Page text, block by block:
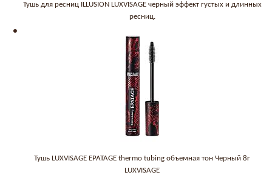
Тушь для ресниц ILLUSION LUXVISAGE черный эффект густых и длинных
ресниц.
Тушь LUXVISAGE EPATAGE thermo tubing объемная тон Черный 8г
LUXVISAGE